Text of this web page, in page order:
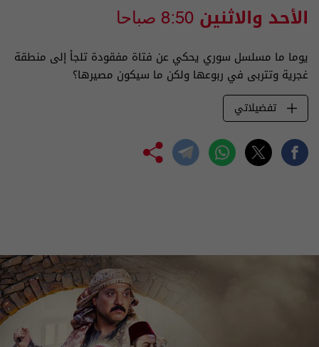
الأحد والاثنين 8:50 صباحا
يوما ما مسلسل سوري يحكي عن فتاة مفقودة تلجأ إلى منطقة
غجرية وتتربى في ربوعها ولكن ما سيكون مصيرها؟
تفضيلاتي